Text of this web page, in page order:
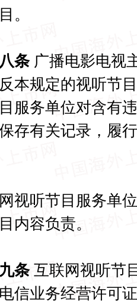
。
条广播电影电视
本规定的视听节
服务单位对含有
存有关记录，履
听节目服务单位
内容负责。
条互联网视听节
信业务经营许可